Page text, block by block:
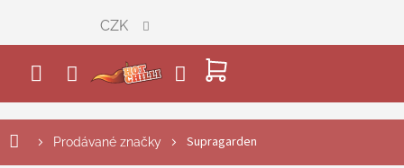
obsah
NÁKUPNÍ
KOŠÍK
CZK
Prodávané značky Supragarden